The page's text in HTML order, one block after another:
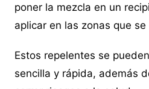
poner la mezcla en un
aplicar en las zonas que
Estos repelentes se
sencilla y rápida, además